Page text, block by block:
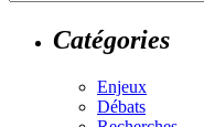
Catégories
Enjeux
Débats